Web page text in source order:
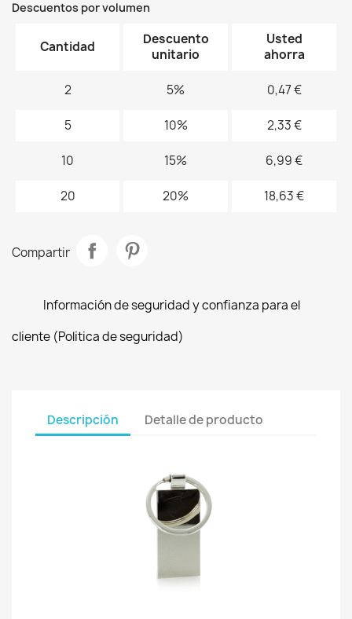
Descuentos por volumen
Cantidad
Descuento
unitario
Usted
ahorra
2 5% 0,47 €
5 10% 2,33 €
10 15% 6,99 €
20 20% 18,63 €
Compartir
Información de seguridad y confianza para el
cliente (Politica de seguridad)
Descripción Detalle de producto